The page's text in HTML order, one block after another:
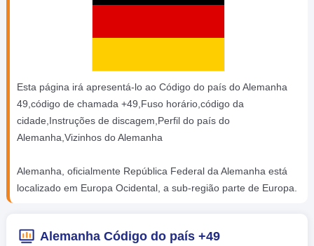
Esta página irá apresentá-lo ao Código do país do Alemanha
49,código de chamada +49,Fuso horário,código da
cidade,Instruções de discagem,Perfil do país do
Alemanha,Vizinhos do Alemanha
Alemanha, oficialmente República Federal da Alemanha está
localizado em Europa Ocidental, a sub-região parte de Europa.
Alemanha Código do país +49